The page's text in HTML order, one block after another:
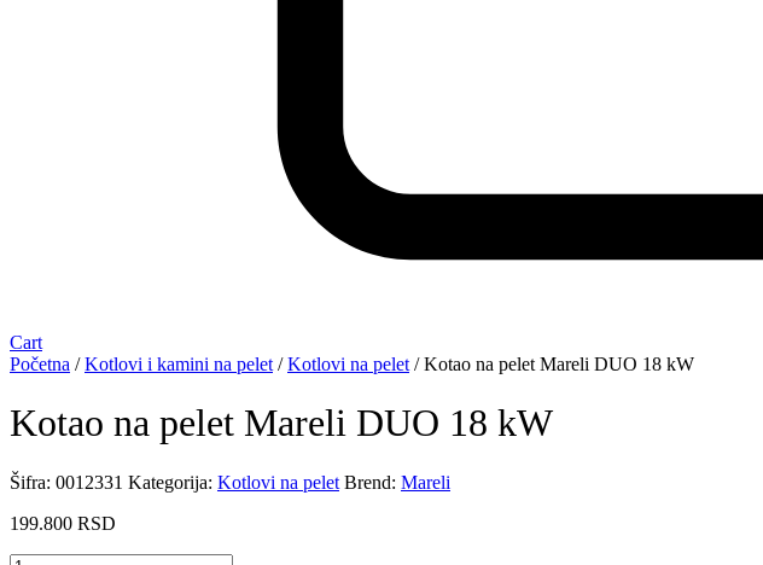
Cart
Početna /Kotlovi i kamini na pelet /Kotlovi na pelet / Kotao na pelet Mareli DUO 18 kW
Kotao na pelet Mareli DUO 18 kW
Šifra: 0012331 Kategorija: Kotlovi na pelet Brend: Mareli
199.800 RSD